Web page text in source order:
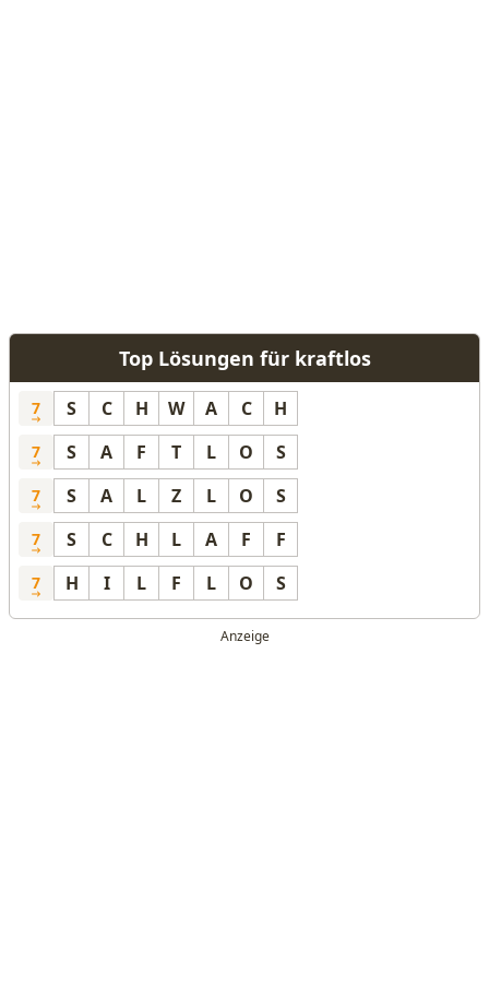
Top Lösungen für kraftlos
7 S C H W A C H
7 S A F T L O S
7 S A L Z L O S
7 S C H L A F F
7 H I L F L O S